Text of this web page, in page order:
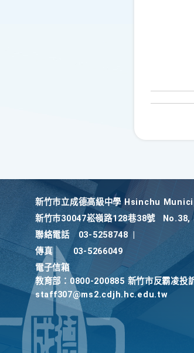
新竹巿立成德高級中學 Hsinchu
新竹巿30047崧嶺路128巷38號
聯絡電話
03-5258748
傳真
03-5266049
電子信箱
教育部：0800-200885 新竹市反霸凌投
staff307@ms2.cdjh.hc.edu.tw